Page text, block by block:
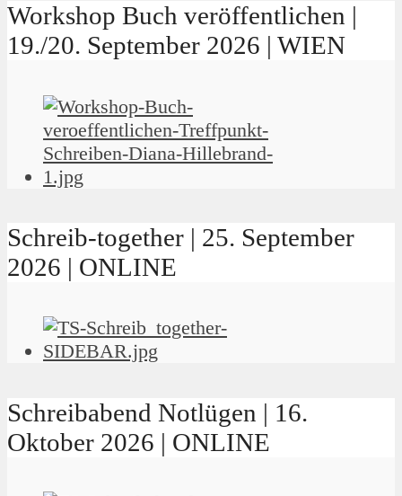
Workshop Buch veröffentlichen |
19./20. September 2026 | WIEN
Schreib-together | 25. September
2026 | ONLINE
Schreibabend Notlügen | 16.
Oktober 2026 | ONLINE